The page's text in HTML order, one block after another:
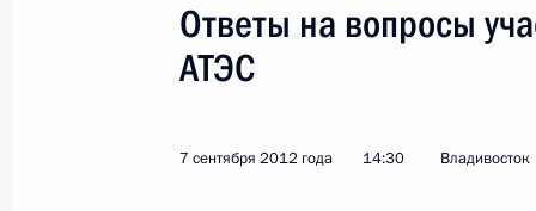
Послания Федеральному Собранию
Заявления по важнейшим вопросам
Речи и обращения
Ответы на вопросы
АТЭС
7 сентября 2012 года 14:30 Владивосток